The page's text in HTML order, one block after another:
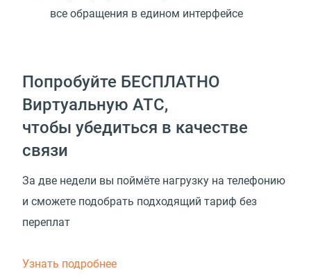
все обращения в едином интерфейсе
Попробуйте БЕСПЛАТНО
Виртуальную АТС,
чтобы убедиться в качестве
связи
За две недели вы поймёте нагрузку на телефонию
и сможете подобрать подходящий тариф без
переплат
Узнать подробнее